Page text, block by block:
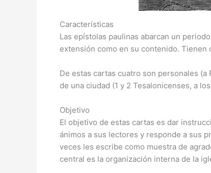
Características
Las epístolas paulinas abarcan un
extensión como en su contenido. Tienen
De estas cartas cuatro son personales
de una ciudad (1 y 2 Tesalonicenses, a
Objetivo
El objetivo de estas cartas es dar
ánimos a sus lectores y responde a sus
veces les escribe como muestra de
central es la organización interna de la